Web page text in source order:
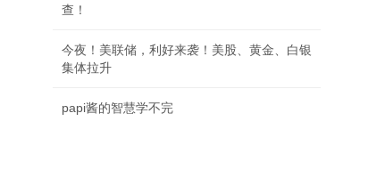
查！
今夜！美联储，利好来袭！美股、黄金、白银
集体拉升
papi酱的智慧学不完